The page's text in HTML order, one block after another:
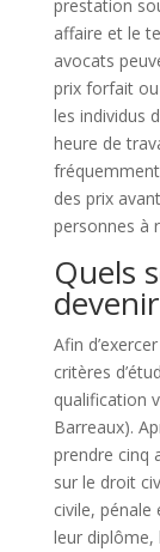
prestation
affaire et le
avocats
prix forfait
les individus
heure de
des prix
personnes à
Quels
Afin
critères
qualification
Barreaux).
prendre cinq
sur le droit
civile, pénale
leur diplôme,